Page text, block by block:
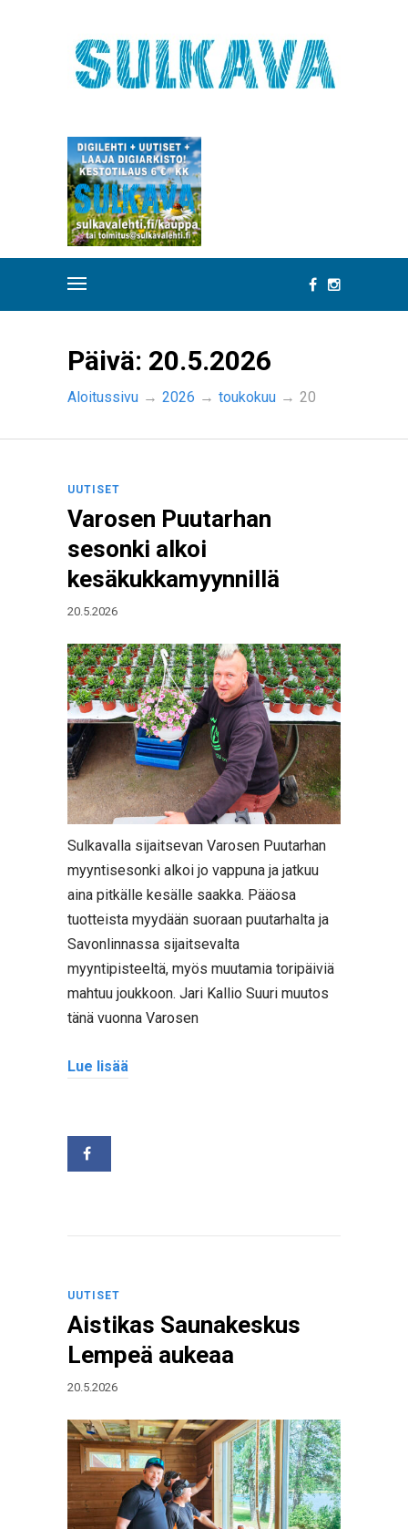
Päivä: 20.5.2026
Aloitussivu → 2026 → toukokuu → 20
UUTISET
Varosen Puutarhan
sesonki alkoi
kesäkukkamyynnillä
20.5.2026
Sulkavalla sijaitsevan Varosen Puutarhan
myyntisesonki alkoi jo vappuna ja jatkuu
aina pitkälle kesälle saakka. Pääosa
tuotteista myydään suoraan puutarhalta ja
Savonlinnassa sijaitsevalta
myyntipisteeltä, myös muutamia toripäiviä
mahtuu joukkoon. Jari Kallio Suuri muutos
tänä vuonna Varosen
Lue lisää
UUTISET
Aistikas Saunakeskus
Lempeä aukeaa
20.5.2026